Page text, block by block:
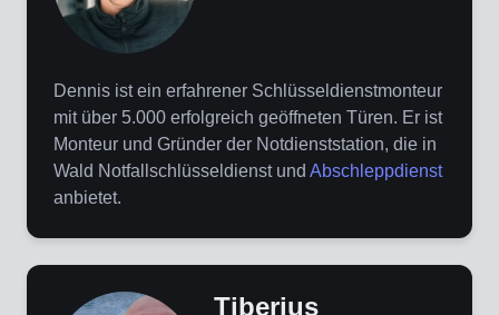
Dennis ist ein erfahrener Schlüsseldienstmonteur
mit über 5.000 erfolgreich geöffneten Türen. Er ist
Monteur und Gründer der Notdienststation, die in
Wald Notfallschlüsseldienst und Abschleppdienst
anbietet.
Tiberius